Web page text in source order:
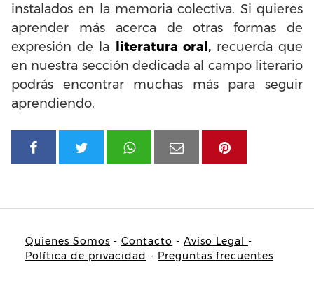
instalados en la memoria colectiva. Si quieres
aprender más acerca de otras formas de
expresión de la
literatura oral,recuerda que
en nuestra sección dedicada al campo literario
podrás encontrar muchas más para seguir
aprendiendo.
Quienes Somos - Contacto - Aviso Legal -
Política de privacidad - Preguntas frecuentes